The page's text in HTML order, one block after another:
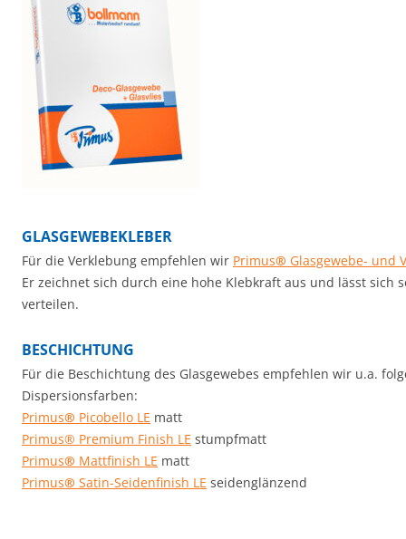
GLASGEWEBEKLEBER
Für die Verklebung empfehlen wir Primus® Glasgewebe- und
Er zeichnet sich durch eine hohe Klebkraft aus und lässt sich
verteilen.
BESCHICHTUNG
Für die Beschichtung des Glasgewebes empfehlen wir u.a.
Dispersionsfarben:
Primus® Picobello LE matt
Primus® Premium Finish LE stumpfmatt
Primus® Mattfinish LE matt
Primus® Satin-Seidenfinish LE seidenglänzend